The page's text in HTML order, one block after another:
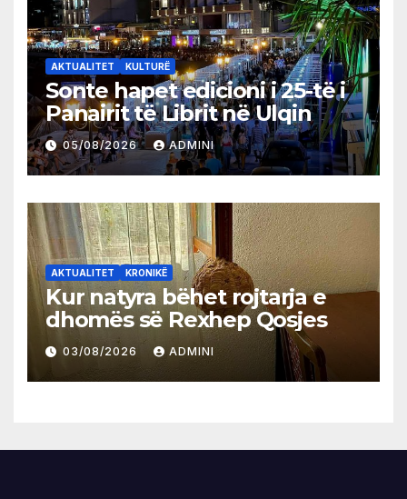
AKTUALITET KULTURË
Sonte hapet edicioni i 25-të i
Panairit të Librit në Ulqin
05/08/2026 ADMINI
AKTUALITET KRONIKË
Kur natyra bëhet rojtarja e
dhomës së Rexhep Qosjes
03/08/2026 ADMINI